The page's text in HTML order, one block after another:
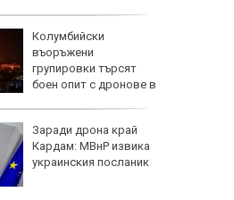
Колумбийски
въоръжени
групировки търсят
боен опит с дронове в
Заради дрона край
Кардам: МВнР извика
украинския посланик